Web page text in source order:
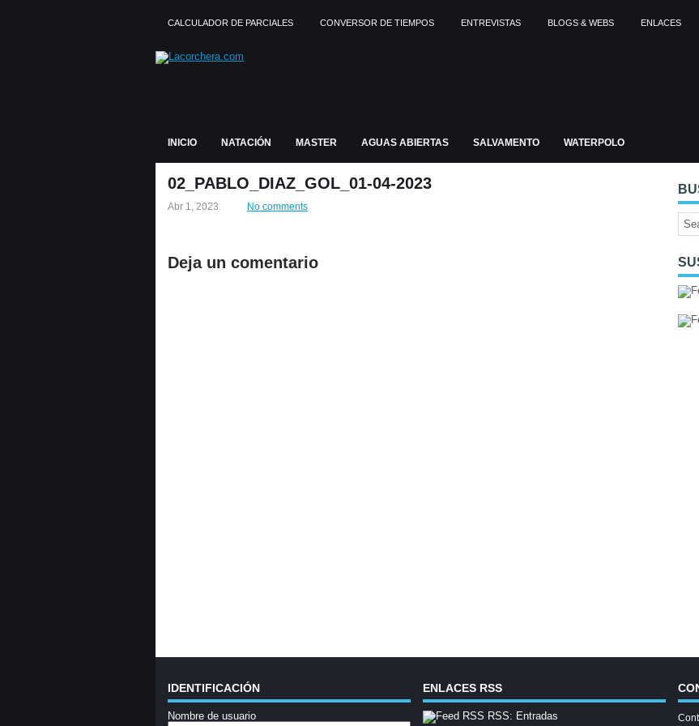
CALCULADOR DE PARCIALES CONVERSOR DE TIEMPOS ENTREVISTAS BLOGS & WEBS ENLACES
INICIO NATACIÓN MASTER AGUAS ABIERTAS SALVAMENTO WATERPOLO
02_PABLO_DIAZ_GOL_01-04-2023
Abr 1, 2023 No comments
Deja un comentario
IDENTIFICACIÓN
Nombre de usuario
ENLACES RSS
RSS: Entradas